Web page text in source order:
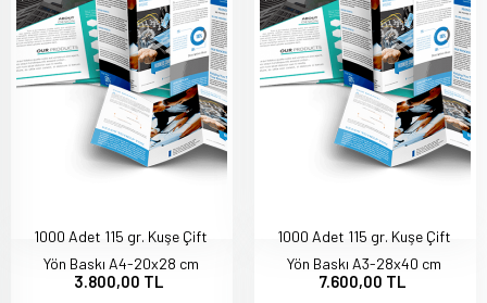
1000 Adet 115 gr. Kuşe Çift
Yön Baskı A4-20x28 cm
3.800,00 TL
1000 Adet 115 gr. Kuşe Çift
Yön Baskı A3-28x40 cm
7.600,00 TL